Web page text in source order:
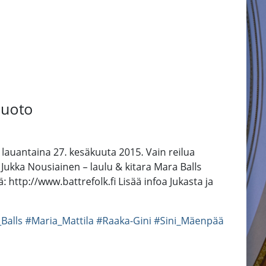
27. kesäkuuta 2015. Vain reilua
Nousiainen – laulu & kitara Mara Balls
http://www.battrefolk.fi Lisää infoa Jukasta ja
#Maria_Mattila #Raaka-Gini #Sini_Mäenpää